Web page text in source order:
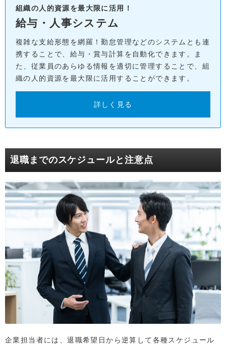
組織の人的資源を最大限に活用！
給与・人事システム
複雑な支給形態を網羅！勤怠管理などのシステムとも連
携することで、給与・賞与計算を自動化できます。ま
た、従業員のあらゆる情報を適切に管理することで、組
織の人的資源を最大限に活用することができます。
詳しく見る
退職までのスケジュールと注意点
企業担当者には、退職希望日から逆算して各種スケジュール